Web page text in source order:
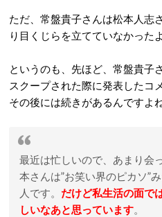
ただ、常盤貴子さんは松本人志
り目くじらを立てていなかった
というのも、先ほど、常盤貴子
スクープされた際に発表したコ
その後には続きがあるんですよね
最近は忙しいので、あまり会
本さんは”お笑い界のピカソ”
人です。 だけど私生活の面で
しいなあと思っています。